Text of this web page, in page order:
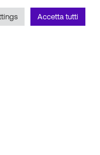
Accetta tutti